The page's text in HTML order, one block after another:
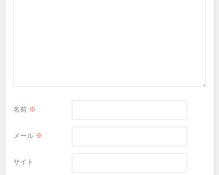
名前 ※
メール ※
サイト